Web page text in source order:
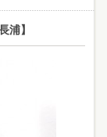
浦】